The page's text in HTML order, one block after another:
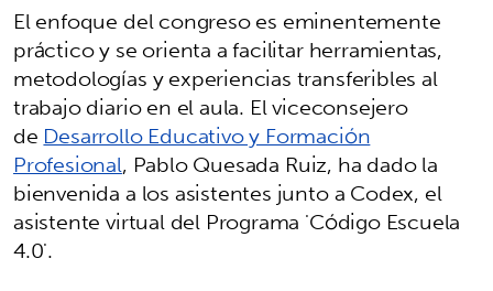
El enfoque del congreso es eminentemente
práctico y se orienta a facilitar herramientas,
metodologías y experiencias transferibles al
trabajo diario en el aula. El viceconsejero
deDesarrollo Educativo y Formación
Profesional, Pablo Quesada Ruiz, ha dado la
bienvenida a los asistentes junto a Codex, el
asistente virtual del Programa 'Código Escuela
4.0'.